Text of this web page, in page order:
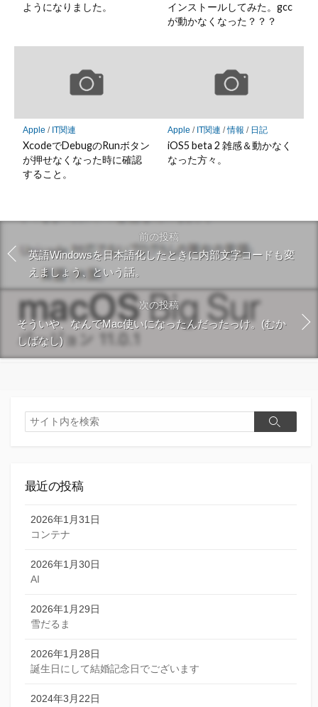
ようになりました。
インストールしてみた。gcc
が動かなくなった？？？
Apple / IT関連
XcodeでDebugのRunボタン
が押せなくなった時に確認
すること。
Apple / IT関連 /情報 / 日記
iOS5 beta 2 雑感＆動かなく
なった方々。
前の投稿
英語Windowsを日本語化したときに内部文字コードも変
えましょう、という話。
次の投稿
そういや、なんでMac使いになったんだったっけ。(むか
しばなし)
検
索
検
最近の投稿
2026年1月31日
コンテナ
2026年1月30日
AI
2026年1月29日
雪だるま
2026年1月28日
誕生日にして結婚記念日でございます
2024年3月22日